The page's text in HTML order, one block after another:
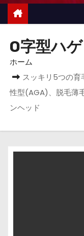
O字型ハゲ
ホーム
スッキリ5つの育
性型(AGA)、脱毛薄
ンヘッド